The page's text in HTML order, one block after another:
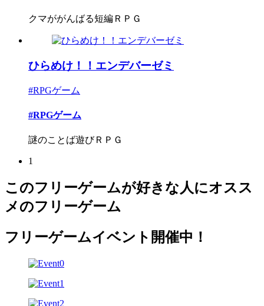
クマががんばる短編ＲＰＧ
ひらめけ！！エンデバーゼミ
#RPGゲーム
#RPGゲーム
謎のことば遊びＲＰＧ
1
このフリーゲームが好きな人にオスス
メのフリーゲーム
フリーゲームイベント開催中！